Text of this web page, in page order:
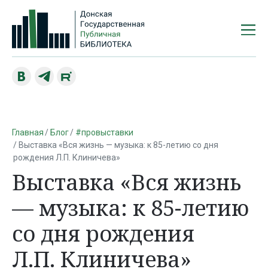
Главная Блог
#провыставки
Выставка «Вся жизнь — музыка: к 85-летию со дня
рождения Л.П. Клиничева»
Выставка «Вся жизнь
— музыка: к 85-летию
со дня рождения
Л.П. Клиничева»